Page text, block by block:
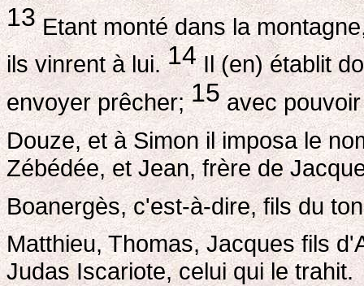
13Etant monté dans la
ils vinrent à lui.14Il (en) établit
envoyer prêcher;15avec
Douze, et à Simon il imposa le
Zébédée, et Jean, frère de
Boanergès, c'est-à-dire, fils du
Matthieu, Thomas, Jacques fils
Judas Iscariote, celui qui le trahit.